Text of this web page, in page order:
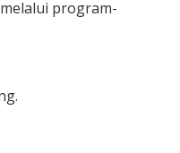
program-